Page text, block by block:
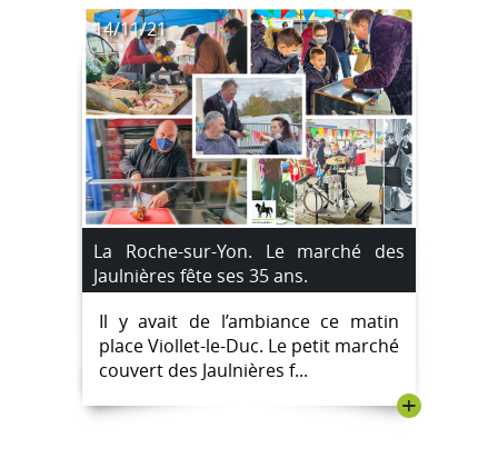
14/11/21
La Roche-sur-Yon. Le marché des
Jaulnières fête ses 35 ans.
Il y avait de l’ambiance ce matin
place Viollet-le-Duc. Le petit marché
couvert des Jaulnières f...
+